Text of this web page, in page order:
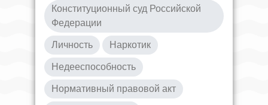
Конституционный суд Российской
Федерации
Личность Наркотик
Недееспособность
Нормативный правовой акт